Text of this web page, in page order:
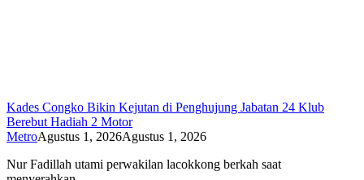
Kades Congko Bikin Kejutan di Penghujung Jabatan 24 Klub
Berebut Hadiah 2 Motor
MetroAgustus 1, 2026Agustus 1, 2026
Nur Fadillah utami perwakilan lacokkong berkah saat